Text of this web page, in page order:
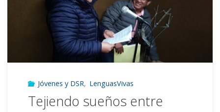
psico-
emocional
de
Jóvenes y DSR, LenguasVivas
Tejiendo sueños entre